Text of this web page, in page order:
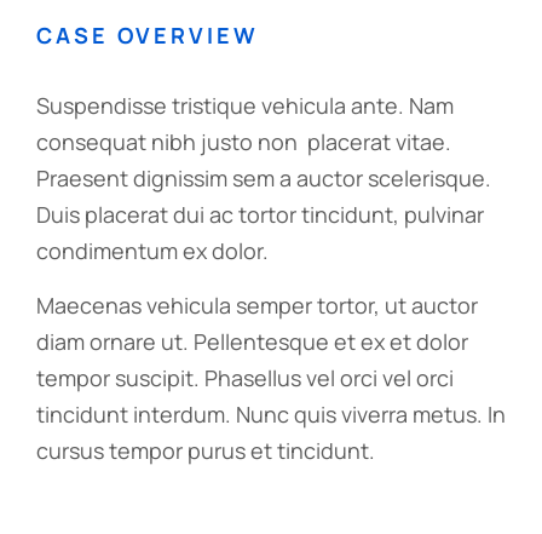
CASE OVERVIEW
Suspendisse tristique vehicula ante. Nam
consequat nibh justo non placerat vitae.
Praesent dignissim sem a auctor scelerisque.
Duis placerat dui ac tortor tincidunt, pulvinar
condimentum ex dolor.
Maecenas vehicula semper tortor, ut auctor
diam ornare ut. Pellentesque et ex et dolor
tempor suscipit. Phasellus vel orci vel orci
tincidunt interdum. Nunc quis viverra metus. In
cursus tempor purus et tincidunt.